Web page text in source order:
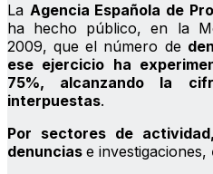
La Agencia Española de
ha hecho público, en la
2009, que el número de
ese ejercicio ha
75%, alcanzando la
interpuestas.
Por sectores de
denuncias e investigaciones,